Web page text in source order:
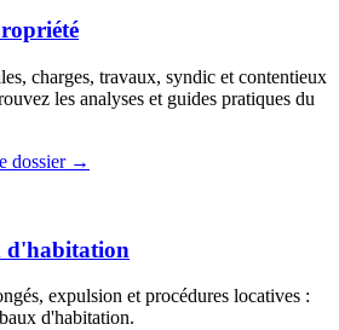
charges, travaux, syndic et contentieux
les analyses et guides pratiques du
dossier →
d'habitation
expulsion et procédures locatives :
d'habitation.